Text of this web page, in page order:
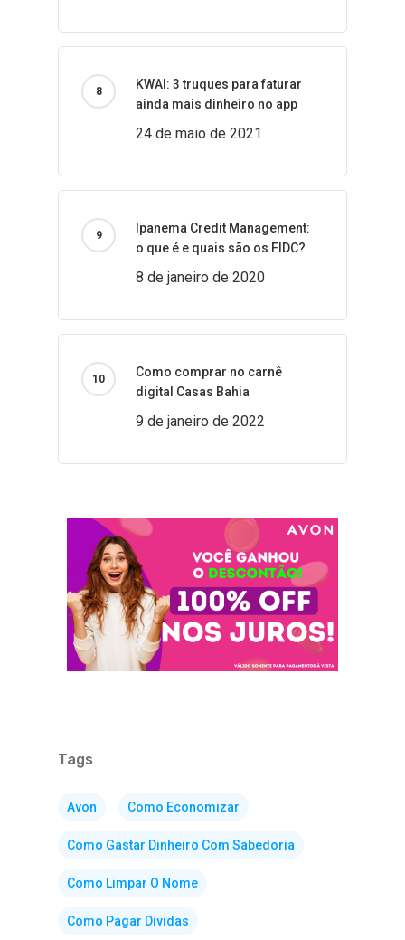
KWAI: 3 truques para faturar
ainda mais dinheiro no app
24 de maio de 2021
Ipanema Credit Management:
o que é e quais são os FIDC?
8 de janeiro de 2020
Como comprar no carnê
digital Casas Bahia
9 de janeiro de 2022
Tags
Avon Como Economizar
Como Gastar Dinheiro Com Sabedoria
Como Limpar O Nome
Como Pagar Dividas